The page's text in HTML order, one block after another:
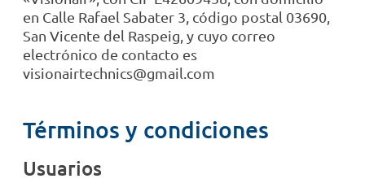
en Calle Rafael Sabater 3, código postal 03690,
San Vicente del Raspeig, y cuyo correo
electrónico de contacto es
visionairtechnics@gmail.com
Términos y condiciones
Usuarios